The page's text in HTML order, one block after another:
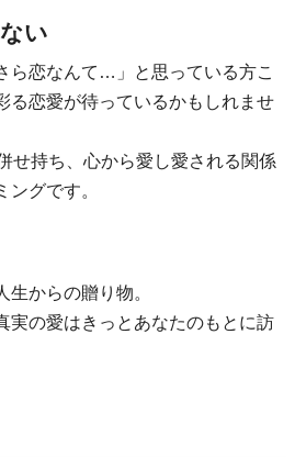
い
ら恋なんて…」と思っている方こ
る恋愛が待っているかもしれませ
せ持ち、心から愛し愛される関係
ングです。
からの贈り物。
実の愛はきっとあなたのもとに訪